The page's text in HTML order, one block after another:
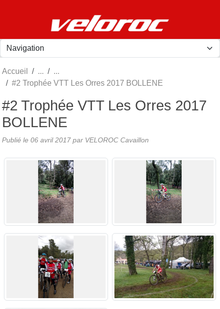
Accueil
#2 Trophée VTT Les Orres 2017 BOLLENE
#2 Trophée VTT Les Orres 2017
BOLLENE
Publié le 06 avril 2017 par VELOROC Cavaillon